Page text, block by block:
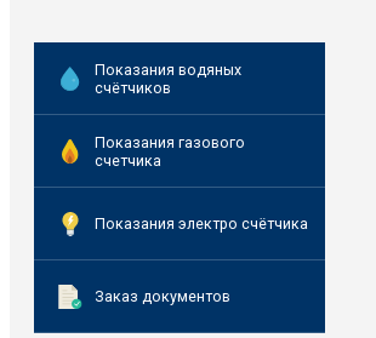
Показания водяных
счётчиков
Показания газового
счетчика
Показания электро счётчика
Заказ документов